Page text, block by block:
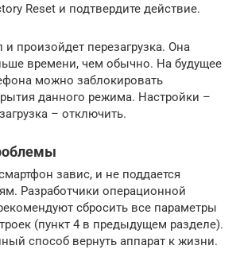
Reset и подтвердите действие.
и произойдет перезагрузка. Она
времени, чем обычно. На будущее
можно заблокировать
данного режима. Настройки –
– отключить.
завис, и не поддается
Разработчики операционной
сбросить все параметры
(пункт 4 в предыдущем разделе).
способ вернуть аппарат к жизни.